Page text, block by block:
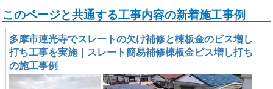
このページと共通する工事内容の新着施工事例
多摩市連光寺でスレートの欠け補修と棟板金のビス増し
打ち工事を実施｜スレート簡易補修棟板金ビス増し打ち
の施工事例